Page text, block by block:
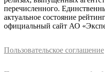
перечисленного.
актуальное состояние
официальный сайт АО
Пользовательское соглашение